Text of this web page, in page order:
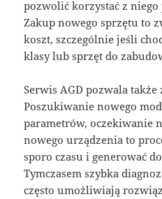
pozwolić korzystać z niego
Zakup nowego sprzętu to
koszt, szczególnie jeśli
klasy lub sprzęt do
Serwis AGD pozwala także
Poszukiwanie nowego
parametrów, oczekiwanie
nowego urządzenia to
sporo czasu i generować
Tymczasem szybka
często umożliwiają